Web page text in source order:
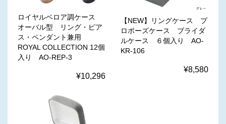
ロイヤルベロア調ケース
オーバル型 リング・ピア
ス・ペンダント兼用
ROYAL COLLECTION 12個
入り AO-REP-3
¥10,296
【NEW】リングケース プ
ロポーズケース ブライダ
ルケース ６個入り AO-
KR-106
¥8,580